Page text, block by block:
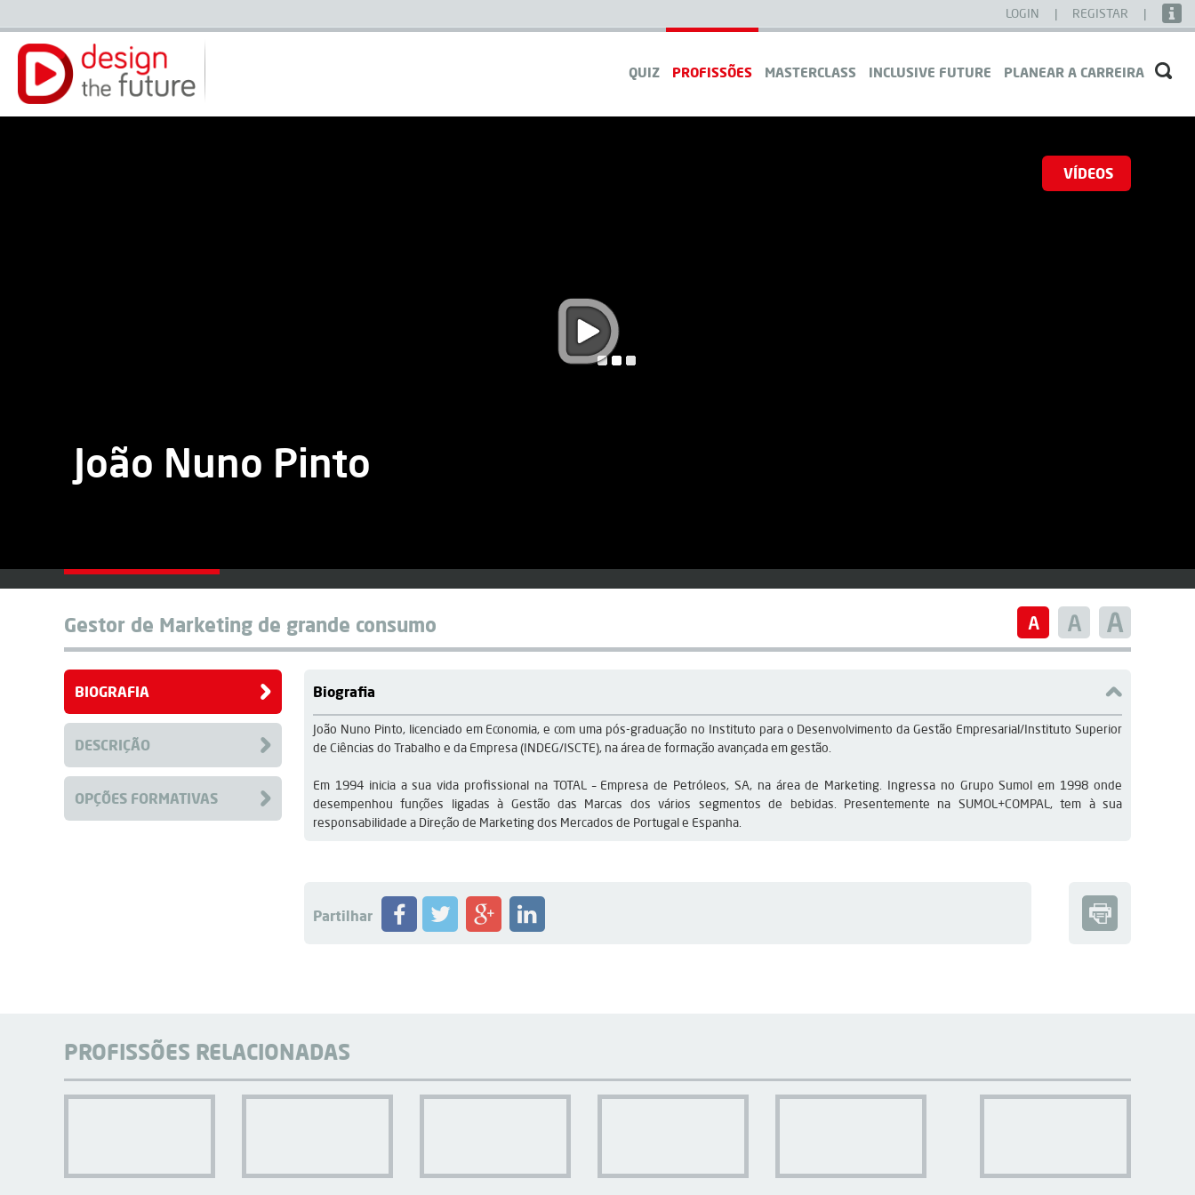
QUIZ PROFISSÕES MASTERCLASS INCLUSIVE FUTURE PLANEAR A CARREIRA
LOGIN | REGISTAR |
VÍDEOS
João Nuno Pinto
Gestor de Marketing de grande consumo
BIOGRAFIA
DESCRIÇÃO
OPÇÕES FORMATIVAS
Biografia
João Nuno Pinto, licenciado em Economia, e com uma pós-graduação no Instituto para o Desenvolvimento da Gestão Empresarial/Instituto Superior
de Ciências do Trabalho e da Empresa (INDEG/ISCTE), na área de formação avançada em gestão.
Em 1994 inicia a sua vida profissional na TOTAL – Empresa de Petróleos, SA, na área de Marketing. Ingressa no Grupo Sumol em 1998 onde
desempenhou funções ligadas à Gestão das Marcas dos vários segmentos de bebidas. Presentemente na SUMOL+COMPAL, tem à sua
responsabilidade a Direção de Marketing dos Mercados de Portugal e Espanha.
Partilhar
PROFISSÕES RELACIONADAS